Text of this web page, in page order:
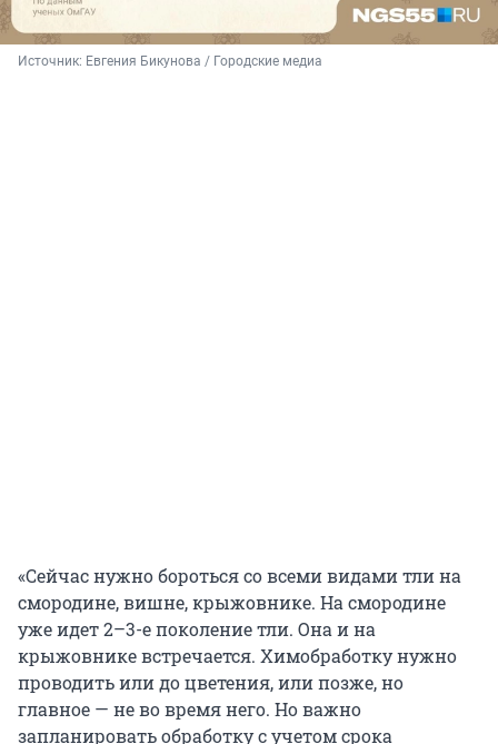
Источник: Евгения Бикунова / Городские медиа
«Сейчас нужно бороться со всеми видами тли на
смородине, вишне, крыжовнике. На смородине
уже идет 2–3-е поколение тли. Она и на
крыжовнике встречается. Химобработку нужно
проводить или до цветения, или позже, но
главное — не во время него. Но важно
запланировать обработку с учетом срока